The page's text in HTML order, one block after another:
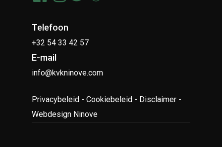
Telefoon
+32 54 33 42 57
E-mail
info@kvkninove.com
Privacybeleid -Cookiebeleid - Disclaimer -
Webdesign Ninove